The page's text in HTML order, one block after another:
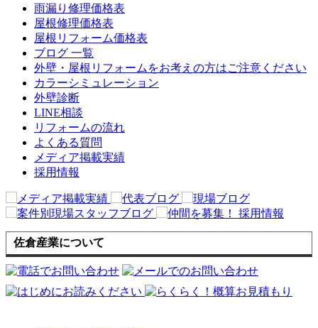
雨漏り修理価格表
屋根修理価格表
屋根リフォーム価格表
ブログ 一覧
外壁・屋根リフォームをお考えの方はご注意ください
カラーシミュレーション
外壁診断
LINE相談
リフォームの流れ
よくある質問
メディア掲載実績
採用情報
佐倉産業について